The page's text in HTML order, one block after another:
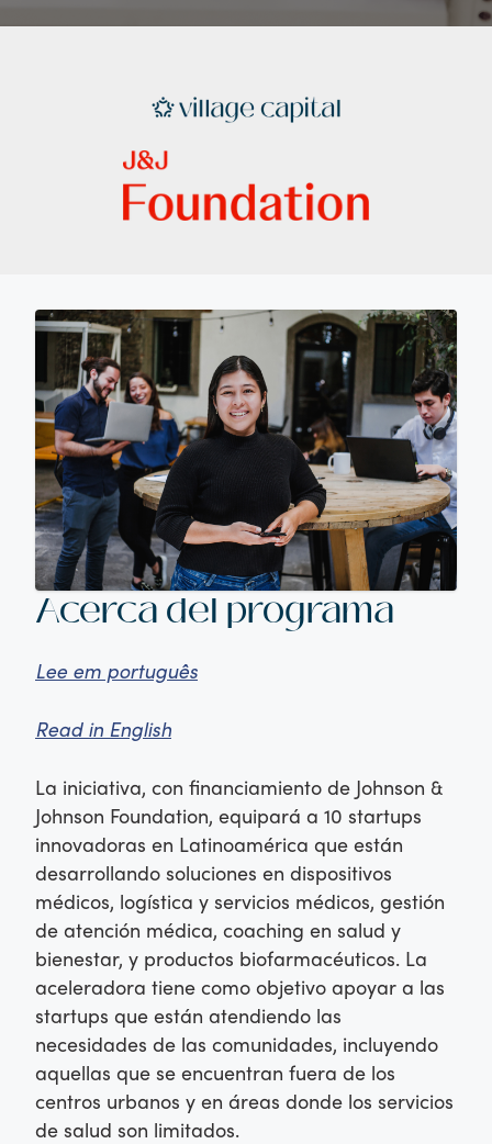
Acerca del programa
Lee em português
Read in English
La iniciativa, con financiamiento de Johnson &
Johnson Foundation, equipará a 10 startups
innovadoras en Latinoamérica que están
desarrollando soluciones en dispositivos
médicos, logística y servicios médicos, gestión
de atención médica, coaching en salud y
bienestar, y productos biofarmacéuticos. La
aceleradora tiene como objetivo apoyar a las
startups que están atendiendo las
necesidades de las comunidades, incluyendo
aquellas que se encuentran fuera de los
centros urbanos y en áreas donde los servicios
de salud son limitados.